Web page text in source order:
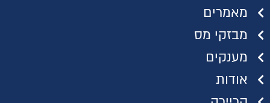
מאמרים
מבזקי מס
מענקים
אודות